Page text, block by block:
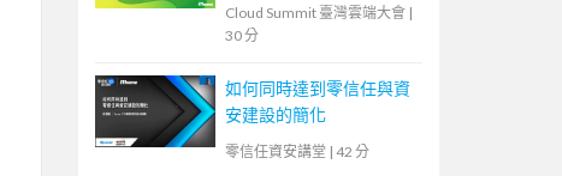
Cloud Summit 臺灣雲端大會 |
30 分
如何同時達到零信任與資
安建設的簡化
零信任資安講堂 | 42 分